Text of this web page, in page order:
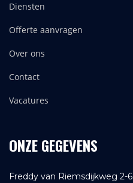
Diensten
Offerte aanvragen
Over ons
Contact
Vacatures
ONZE GEGEVENS
Freddy van Riemsdijkweg 2-6